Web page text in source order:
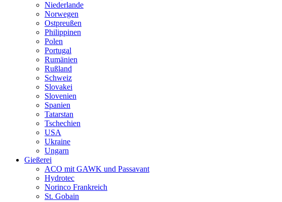
Niederlande
Norwegen
Ostpreußen
Philippinen
Polen
Portugal
Rumänien
Rußland
Schweiz
Slovakei
Slovenien
Spanien
Tatarstan
Tschechien
USA
Ukraine
Ungarn
Gießerei
ACO mit GAWK und Passavant
Hydrotec
Norinco Frankreich
St. Gobain